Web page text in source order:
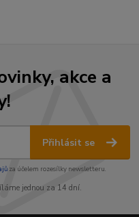
akce a
Přihlásit se
za účelem rozesílky newsletteru.
jednou za 14 dní.